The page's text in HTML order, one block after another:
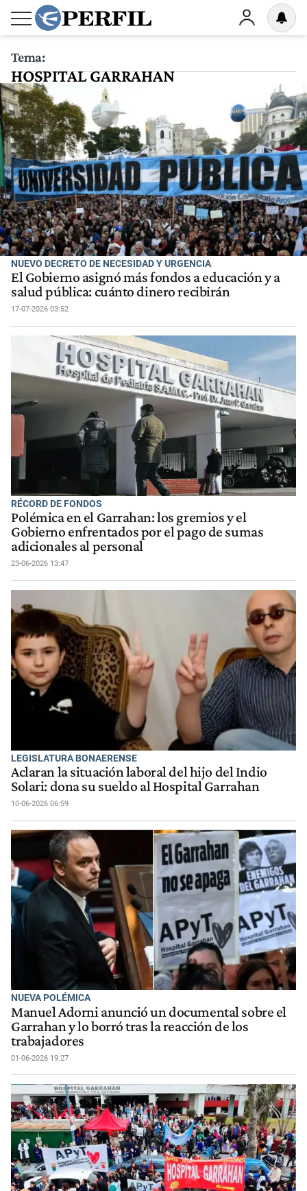
Tema:
HOSPITAL GARRAHAN
NUEVO DECRETO DE NECESIDAD Y URGENCIA
El Gobierno asignó más fondos a educación y a
salud pública: cuánto dinero recibirán
17-07-2026 03:52
RÉCORD DE FONDOS
Polémica en el Garrahan: los gremios y el
Gobierno enfrentados por el pago de sumas
adicionales al personal
23-06-2026 13:47
LEGISLATURA BONAERENSE
Aclaran la situación laboral del hijo del Indio
Solari: dona su sueldo al Hospital Garrahan
10-06-2026 06:59
NUEVA POLÉMICA
Manuel Adorni anunció un documental sobre el
Garrahan y lo borró tras la reacción de los
trabajadores
01-06-2026 19:27